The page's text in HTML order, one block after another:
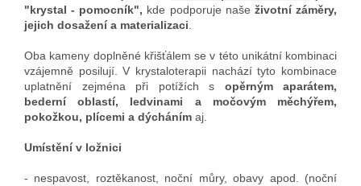
"krystal - pomocník", kde podporuje naše životní záměry,
jejich dosažení a materializaci.
Oba kameny doplněné křišťálem se v této unikátní kombinaci
vzájemně posilují. V krystaloterapii nachází tyto kombinace
uplatnění zejména při potížích s opěrným aparátem,
bederní oblastí, ledvinami a močovým měchýřem,
pokožkou, plícemi a dýcháním aj.
Umístění v ložnici
- nespavost, roztěkanost, noční můry, obavy apod. (noční